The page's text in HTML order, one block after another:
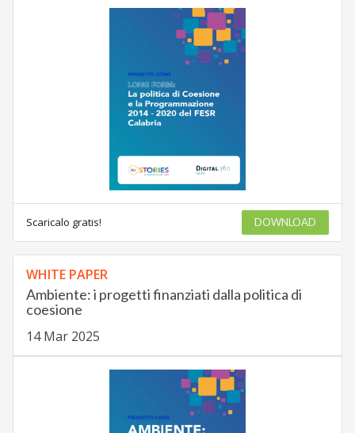
Scaricalo gratis! DOWNLOAD
WHITE PAPER
Ambiente: i progetti finanziati dalla politica di
coesione
14 Mar 2025